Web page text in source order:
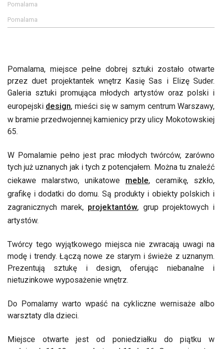
Pomalama
Pomalama
Pomalama, miejsce pełne dobrej sztuki zostało otwarte
przez duet projektantek wnętrz Kasię Sas i Elizę Suder.
Galeria sztuki promująca młodych artystów oraz polski i
europejski design, mieści się w samym centrum Warszawy,
w bramie przedwojennej kamienicy przy ulicy Mokotowskiej
65.
W Pomalamie pełno jest prac młodych twórców, zarówno
tych już uznanych jak i tych z potencjałem. Można tu znaleźć
ciekawe malarstwo, unikatowe meble, ceramikę, szkło,
grafikę i dodatki do domu. Są produkty i obiekty polskich i
zagranicznych marek, projektantów, grup projektowych i
artystów.
Twórcy tego wyjątkowego miejsca nie zwracają uwagi na
modę i trendy. Łączą nowe ze starym i świeże z uznanym.
Prezentują sztukę i design, oferując niebanalne i
nietuzinkowe wyposażenie wnętrz.
Do Pomalamy warto wpaść na cykliczne wernisaże albo
warsztaty dla dzieci.
Miejsce otwarte jest od poniedziałku do piątku w